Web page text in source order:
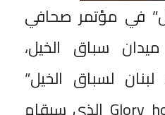
في مؤتمر صحافي
سباق الخيل،
لسباق الخيل”